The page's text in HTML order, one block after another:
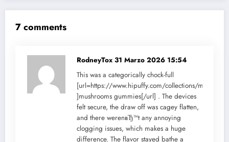
7 comments
RodneyTox 31 Marzo 2026 15:54
This was a categorically chock-full
[url=https://www.hipuffy.com/collections/
]mushrooms gummies[/url] . The devices
felt secure, the draw off was cagey flatten,
and there werenвЂ™t any annoying
clogging issues, which makes a huge
difference. The flavor stayed bathe a